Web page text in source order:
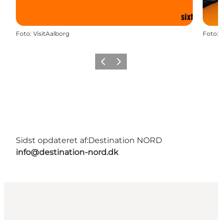
Foto: VisitAalborg Foto:
ForrigeNæste
Sidst opdateret af:Destination NORD
info@destination-nord.dk